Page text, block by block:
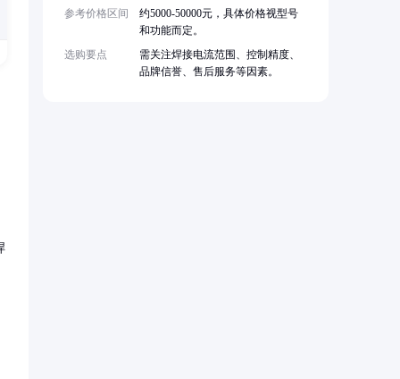
参考价格区间
约5000-50000元，具体价格视型号
和功能而定。
选购要点
需关注焊接电流范围、控制精度、
品牌信誉、售后服务等因素。